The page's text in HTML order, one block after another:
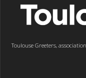
Toulouse Greeters,